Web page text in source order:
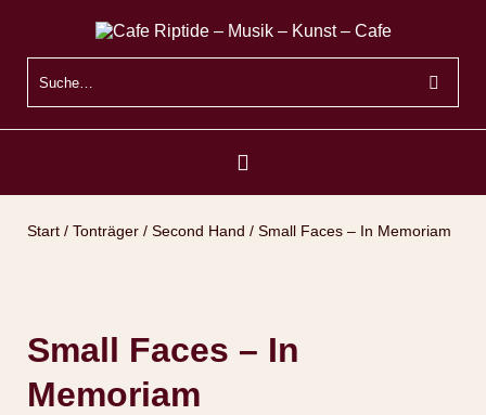
Start / Tonträger / Second Hand / Small Faces – In Memoriam
Small Faces – In
Memoriam